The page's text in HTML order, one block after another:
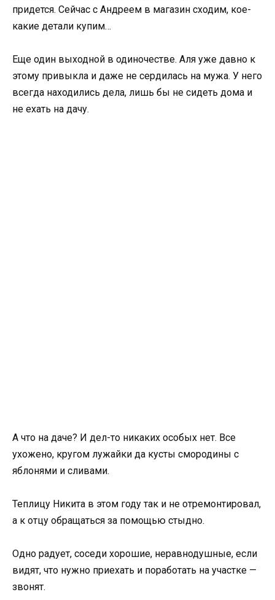
придется. Сейчас с Андреем в магазин сходим, кое-
какие детали купим…
Еще один выходной в одиночестве. Аля уже давно к
этому привыкла и даже не сердилась на мужа. У него
всегда находились дела, лишь бы не сидеть дома и
не ехать на дачу.
А что на даче? И дел-то никаких особых нет. Все
ухожено, кругом лужайки да кусты смородины с
яблонями и сливами.
Теплицу Никита в этом году так и не отремонтировал,
а к отцу обращаться за помощью стыдно.
Одно радует, соседи хорошие, неравнодушные, если
видят, что нужно приехать и поработать на участке —
звонят.